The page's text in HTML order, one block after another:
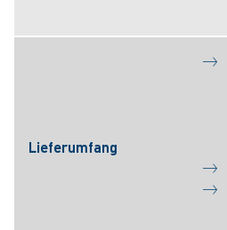
Lieferumfang